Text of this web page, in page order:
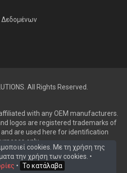
All Rights Reserved.
with any OEM manufacturers.
logos are registered trademarks of
are used here for identification
only.
cookies. Με τη χρήση της
την χρήση των cookies. •
• Το κατάλαβα